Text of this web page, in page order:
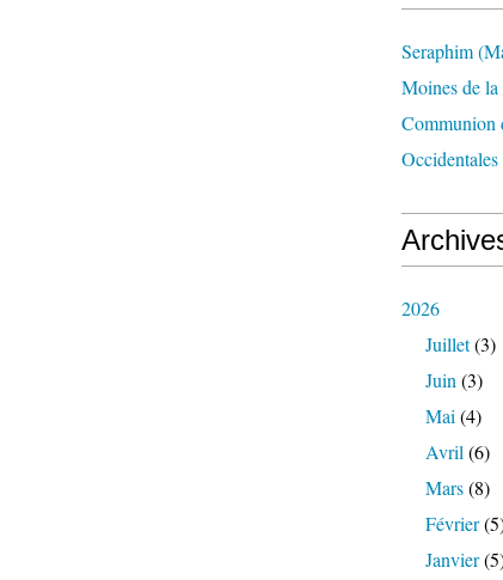
Seraphim
Moines de
Communion
Occidentales
2026
Juillet(3)
Juin (3)
Mai (4)
Avril (6)
Mars(8)
Février
Janvier